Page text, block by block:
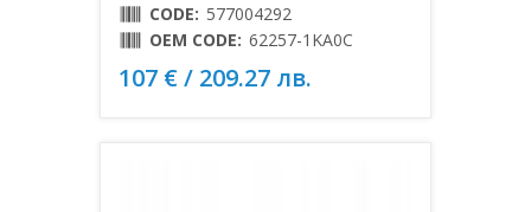
CODE: 577004292
OEM CODE: 62257-1KA0C
107 € / 209.27 лв.